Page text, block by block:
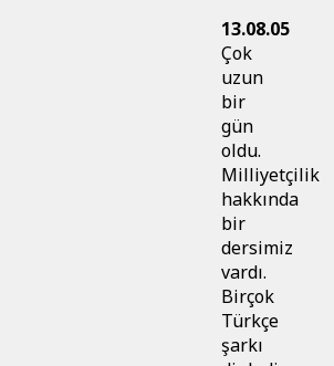
13.08.05
Çok
uzun
bir
gün
oldu.
Milliyetçilik
hakkında
bir
dersimiz
vardı.
Birçok
Türkçe
şarkı